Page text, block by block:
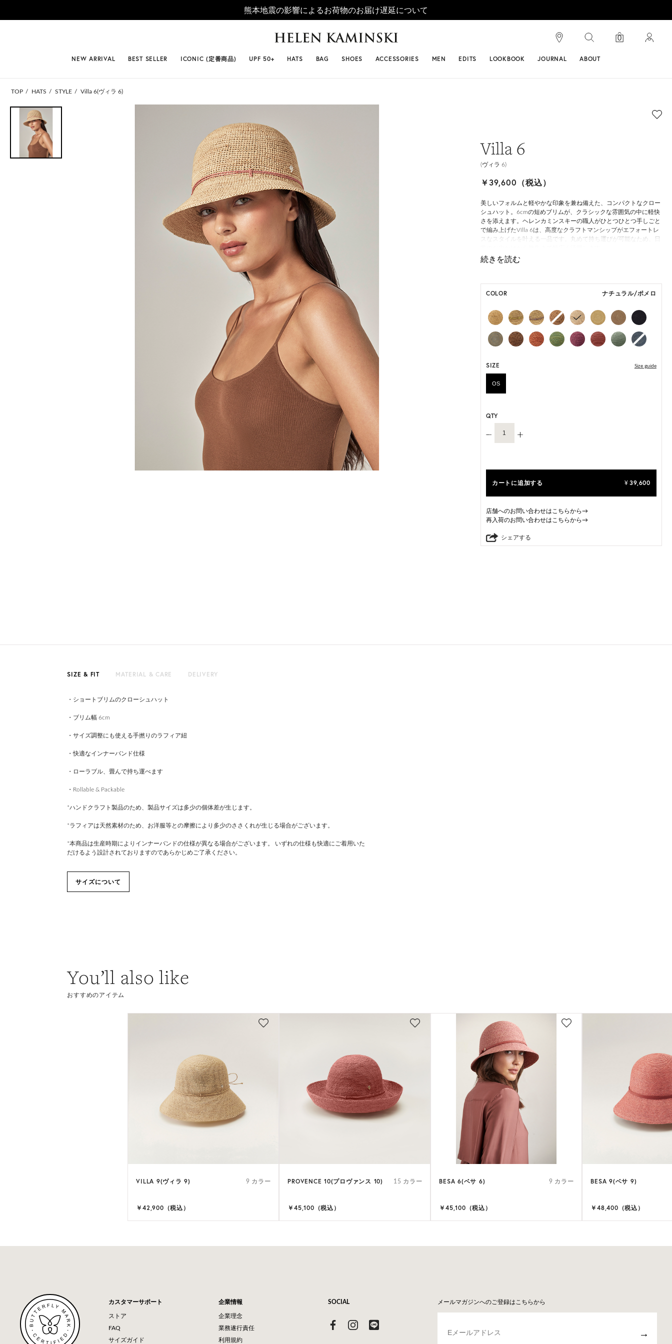
熊本地震の影響によるお荷物のお届け遅延について
#ビベット #キャップ #ビアンカ 0
NEW ARRIVAL BEST SELLER ICONIC (定番商品) UPF 50+ HATS BAG SHOES ACCESSORIES MEN EDITS LOOKBOOK JOURNAL ABOUT
TOP HATS STYLE Villa 6(ヴィラ 6)
Villa 6
(ヴィラ 6)
￥39,600（税込）
美しいフォルムと軽やかな印象を兼ね備えた、コンパクトなクロー
シュハット。6cmの短めブリムが、クラシックな雰囲気の中に軽快
さを添えます。ヘレンカミンスキーの職人がひとつひとつ手しごと
で編み上げたVilla 6は、高度なクラフトマンシップがエフォートレ
スなスタイルを叶える一品です。丸めて持ち運びが可能なため、日
変更後:サイズ調整可能なサテンのインナーバンド
オーダーをいただいたタイミングによって、上記いずれかの商品の
ONE SIZE展開の商品:ONE SIZE 57.5cm
*天然素材を用いたハンドメイドのため、サイズ・色には個体差が
HAT BOX に収納できない商品です。
COLOR ナチュラル/ポメロ
SIZE Size guide
OS
QTY
カートに追加する ¥ 39,600
店舗へのお問い合わせはこちらから→
再入荷のお問い合わせはこちらから→
シェアする
SIZE & FIT MATERIAL & CARE DELIVERY
・ショートブリムのクローシュハット
・ブリム幅 6cm
・サイズ調整にも使える手撚りのラフィア紐
・快適なインナーバンド仕様
・ローラブル、畳んで持ち運べます
・Rollable & Packable
*ハンドクラフト製品のため、製品サイズは多少の個体差が生じます。
*ラフィアは天然素材のため、お洋服等との摩擦により多少のささくれが生じる場合がございます。
*本商品は生産時期によりインナーバンドの仕様が異なる場合がございます。 いずれの仕様も快適にご着用いた
だけるよう設計されておりますのであらかじめご了承ください。
サイズについて
You’ll also like
おすすめのアイテム
VILLA 9(ヴィラ 9) 9 カラー
￥42,900（税込）
PROVENCE 10(プロヴァンス 10) 15 カラー
￥45,100（税込）
BESA 6(ベサ 6) 9 カラー
￥45,100（税込）
BESA 9(ベサ 9)
￥48,400（税込）
メールマガジンへのご登録はこちらから
→
カスタマーサポート
ストア
FAQ
サイズガイド
企業情報
企業理念
業務遂行責任
利用規約
SOCIAL